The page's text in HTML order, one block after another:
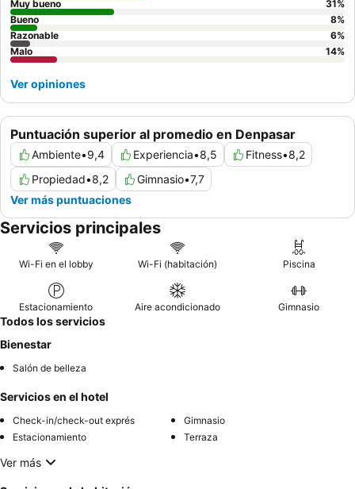
acondicionado eficiente y mobiliario moderno.
Puntuación superior al promedio en Denpasar
Ambiente•9,4 Experiencia•8,5 Fitness•8,2
Propiedad•8,2 Gimnasio•7,7
Ver más puntuaciones
Muy bueno
31%
Bueno
8%
Razonable
6%
Malo
14%
Ver opiniones
Servicios principales
Wi-Fi en el lobby Wi-Fi (habitación) Piscina
Estacionamiento Aire acondicionado Gimnasio
Todos los servicios
Bienestar
Salón de belleza
Servicios en el hotel
Check-in/check-out exprés
Gimnasio
Estacionamiento
Terraza
Ver más